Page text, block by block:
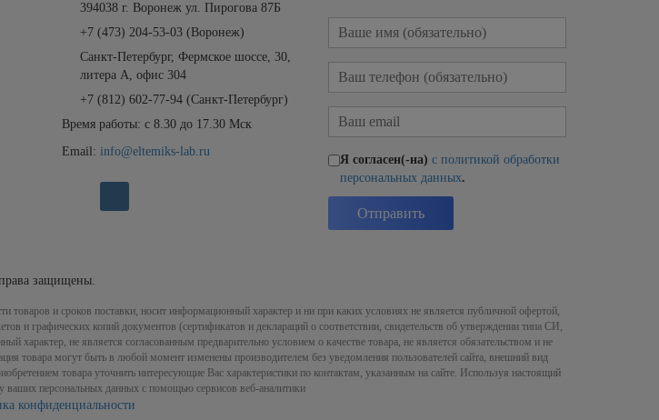
394038 г. Воронеж ул. Пирогова 87Б
+7 (473) 204-53-03 (Воронеж)
Санкт-Петербург, Фермское шоссе, 30,
литера А, офис 304
+7 (812) 602-77-94 (Санкт-Петербург)
Время работы: с 8.30 до 17.30 Мск
Email: info@eltemiks-lab.ru
Я согласен(-на) с политикой обработки
персональных данных.
защищены.
товаров и сроков поставки, носит информационный характер и ни при каких условиях не является публичной офертой,
и графических копий документов (сертификатов и деклараций о соответствии, свидетельств об утверждении типа СИ,
характер, не является согласованным предварительно условием о качестве товара, не является обязательством и не
товара могут быть в любой момент изменены производителем без уведомления пользователей сайта, внешний вид
товара уточнить интересующие Вас характеристики по контактам, указанным на сайте. Используя настоящий
ваших персональных данных с помощью сервисов веб-аналитики
конфиденциальности